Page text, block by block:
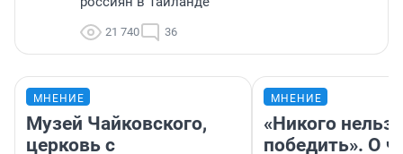
21 740 36
МНЕНИЕ
Музей Чайковского,
церковь с
МНЕНИЕ
«Никого нельзя
победить». О